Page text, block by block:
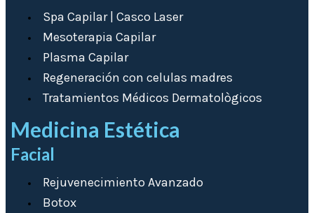
Spa Capilar | Casco Laser
Mesoterapia Capilar
Plasma Capilar
Regeneración con celulas madres
Tratamientos Médicos Dermatològicos
Medicina Estética
Facial
Rejuvenecimiento Avanzado
Botox